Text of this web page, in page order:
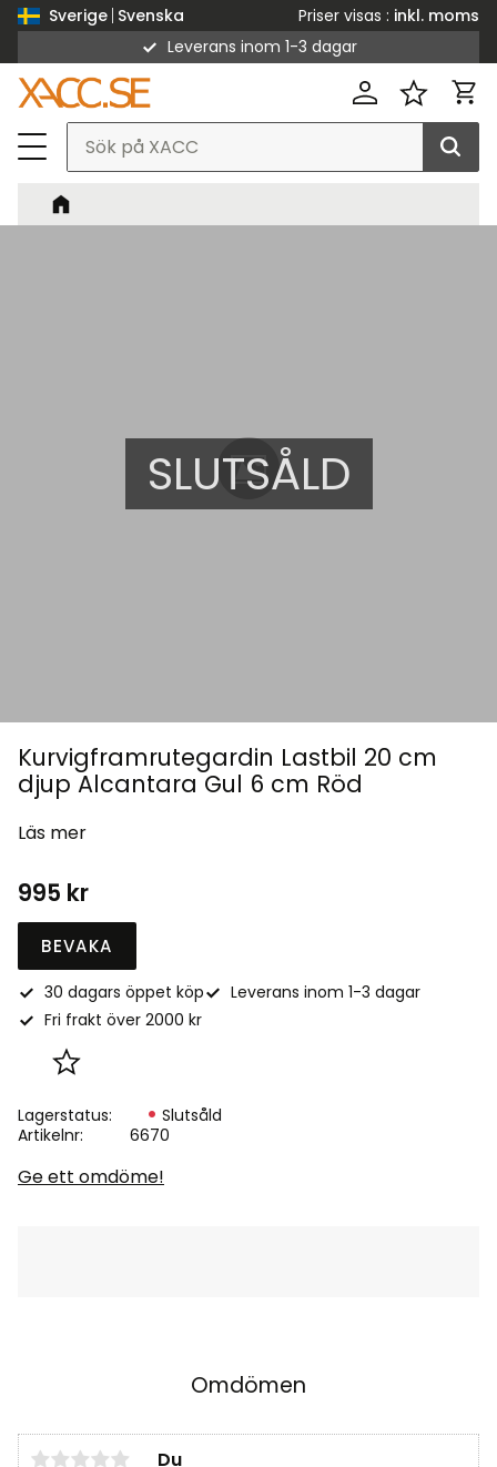
Sverige Svenska Priser visas
inkl. moms
Leverans inom 1-3 dagar
SLUTSÅLD
Kurvigframrutegardin Lastbil 20 cm
djup Alcantara Gul 6 cm Röd
Läs mer
995 kr
Lägg till i favoriter
BEVAKA
30 dagars öppet köp
Leverans inom 1-3 dagar
Fri frakt över 2000 kr
Lagerstatus
Slutsåld
Artikelnr
6670
Ge ett omdöme!
Omdömen
Du